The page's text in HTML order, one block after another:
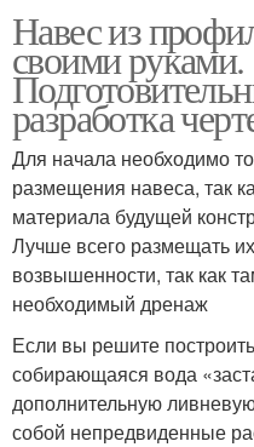
Навес из
своими руками.
разработка
Для начала необходимо
размещения навеса, так
материала будущей
Лучше всего размещать
возвышенности, так как
необходимый дренаж
Если вы решите
собирающаяся вода
дополнительную
собой непредвиденные